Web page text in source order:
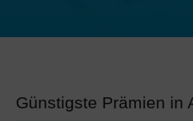
Günstigste Prämien in